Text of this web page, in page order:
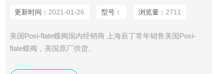
更新时间： 2021-01-26 型号： 浏览量： 2711
美国Posi-flate蝶阀国内经销商 上海辰丁常年销售美国Posi-
flate蝶阀，美国原厂供货。